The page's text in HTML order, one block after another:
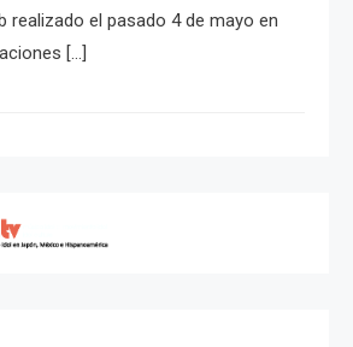
realizado el pasado 4 de mayo en
[…]